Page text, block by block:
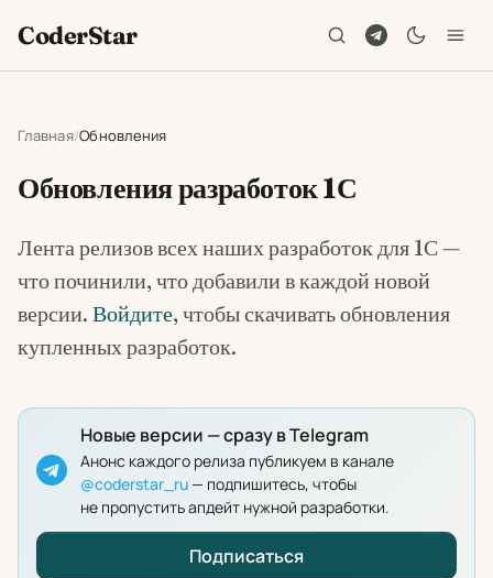
CoderStar
Главная Обновления
Обновления разработок 1С
Лента релизов всех наших разработок для 1С —
что починили, что добавили в каждой новой
версии. Войдите, чтобы скачивать обновления
купленных разработок.
Новые версии — сразу в Telegram
Анонс каждого релиза публикуем в канале
@coderstar_ru— подпишитесь, чтобы
не пропустить апдейт нужной разработки.
Подписаться